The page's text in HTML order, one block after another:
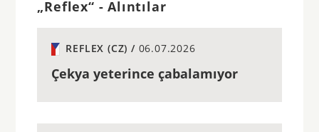
„Reflex“ - Alıntılar
REFLEX (CZ) / 06.07.2026
Çekya yeterince çabalamıyor